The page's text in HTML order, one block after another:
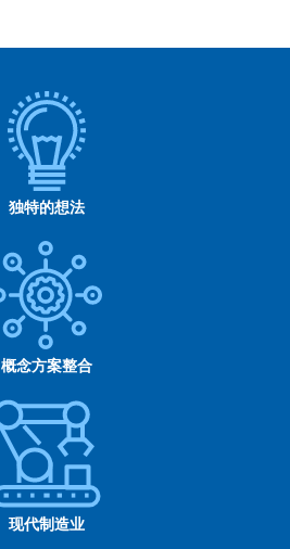
独特的想法
概念方案整合
现代制造业